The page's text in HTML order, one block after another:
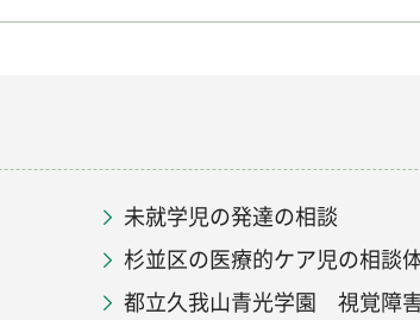
未就学児の発達の相談
杉並区の医療的ケア児の相談
都立久我山青光学園 視覚障